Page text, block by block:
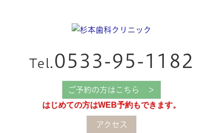
Tel.0533-95-1182
ご予約の方はこちら ＞
はじめての方はWEB予約もできます。
アクセス